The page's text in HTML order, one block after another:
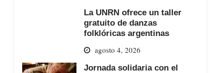
La UNRN ofrece un taller
gratuito de danzas
folklóricas argentinas
agosto 4, 2026
Jornada solidaria con el